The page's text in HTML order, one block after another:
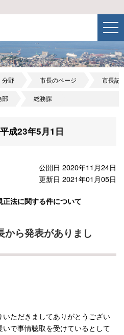
分野 市長のページ 市長記
部 総務課
成23年5月1日
公開日 2020年11月24日
更新日 2021年01月05日
法に関する件について
から発表がありまし
ただきましてありがとうござい
で事情聴取を受けているとして